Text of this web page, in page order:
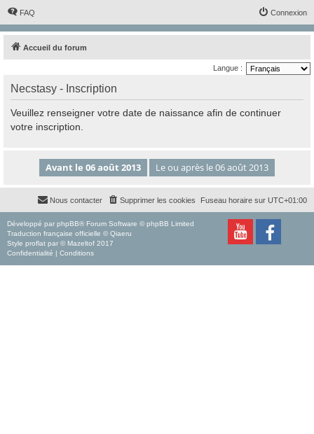
FAQ Connexion
Accueil du forum
Langue :
Necstasy - Inscription
Veuillez renseigner votre date de naissance afin de continuer
votre inscription.
Fuseau horaire sur UTC+01:00
Supprimer les cookies
Nous contacter
Développé par phpBB® Forum Software © phpBB Limited
Traduction française officielle © Qiaeru
Style proflat par © Mazeltof 2017
Confidentialité
Conditions